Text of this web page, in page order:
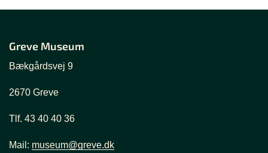
Greve Museum
Bækgårdsvej 9
2670 Greve
Tlf. 43 40 40 36
Mail: museum@greve.dk